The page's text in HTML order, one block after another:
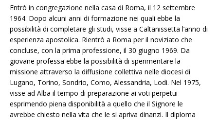
Entrò in congregazione nella casa di Roma, il 12 settembre
1964. Dopo alcuni anni di formazione nei quali ebbe la
possibilità di completare gli studi, visse a Caltanissetta l’anno di
esperienza apostolica. Rientrò a Roma per il noviziato che
concluse, con la prima professione, il 30 giugno 1969. Da
giovane professa ebbe la possibilità di sperimentare la
missione attraverso la diffusione collettiva nelle diocesi di
Lugano, Torino, Sondrio, Como, Alessandria, Lodi. Nel 1975,
visse ad Alba il tempo di preparazione ai voti perpetui
esprimendo piena disponibilità a quello che il Signore le
avrebbe chiesto nella vita che le si apriva dinanzi. Il diploma